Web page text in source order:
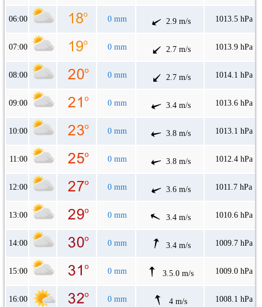
06:00 0 mm 2.9 m/s 1013.5 hPa
07:00 0 mm 2.7 m/s 1013.9 hPa
08:00 0 mm 2.7 m/s 1014.1 hPa
09:00 0 mm 3.4 m/s 1013.6 hPa
10:00 0 mm 3.8 m/s 1013.1 hPa
11:00 0 mm 3.8 m/s 1012.4 hPa
12:00 0 mm 3.6 m/s 1011.7 hPa
13:00 0 mm 3.4 m/s 1010.6 hPa
14:00 0 mm 3.4 m/s 1009.7 hPa
15:00 0 mm 3.5.0 m/s 1009.0 hPa
16:00 0 mm 4 m/s 1008.1 hPa